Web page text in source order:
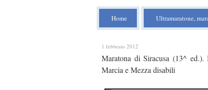
Home Ultramaratone,
1 febbraio 2012
Maratona di Siracusa (13^
Marcia e Mezza disabili